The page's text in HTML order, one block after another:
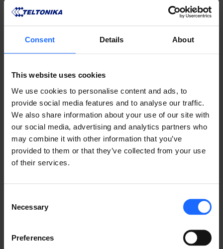
Consent Details About
This website uses cookies
We use cookies to personalise content and ads, to
provide social media features and to analyse our traffic.
We also share information about your use of our site with
our social media, advertising and analytics partners who
may combine it with other information that you’ve
provided to them or that they’ve collected from your use
of their services.
Selection
Necessary
Preferences
3. 安全で柔軟なネットワーク
5Gのデジタル化による仮想化技術とネットワーク・ス
グは、特定のアプリケーションやユーザーに合わせた仮
柔軟性を実現できます。
例えば製造業では、特定の生産ライン専用のネットワー
ク・スライスを作成し、独自のQoSパラメーターとセ
キュリティプロトコルを設定することができます。これ
により、機密性の高い生産データを確実に保護するとと
もに、ネットワークへの変更を迅速かつ容易に行うこと
さらに仮想化により、複数の仮想ネットワークを同じ物
理インフラ上で動作させたり、リソースの利用率を向上
安全で柔軟なだけではなく、費用対効果も高いネットワ